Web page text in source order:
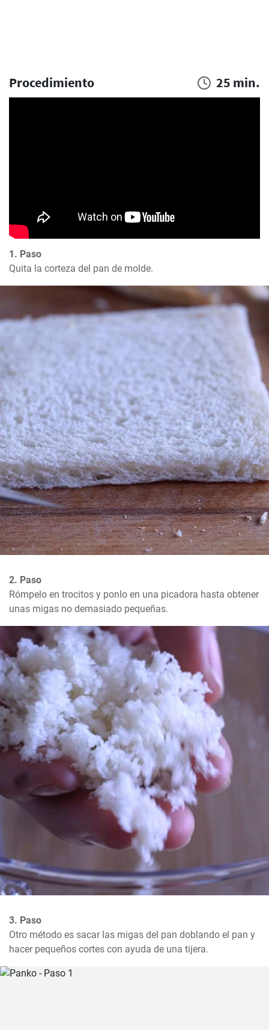
Procedimiento 25 min.
1. Paso
Quita la corteza del pan de molde.
2. Paso
Rómpelo en trocitos y ponlo en una picadora hasta obtener
unas migas no demasiado pequeñas.
3. Paso
Otro método es sacar las migas del pan doblando el pan y
hacer pequeños cortes con ayuda de una tijera.